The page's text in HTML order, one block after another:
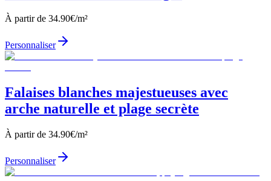
À partir de 34.90€/m²
Personnaliser
Falaises blanches majestueuses avec
arche naturelle et plage secrète
À partir de 34.90€/m²
Personnaliser